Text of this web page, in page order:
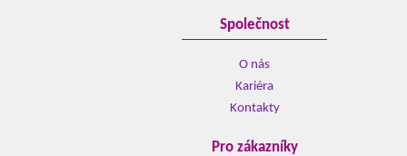
Společnost
O nás
Kariéra
Kontakty
Pro zákazníky